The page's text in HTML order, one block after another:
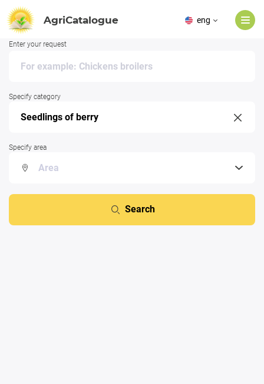
AgriCatalogue eng
Enter your request
Specify category
Specify area
Search